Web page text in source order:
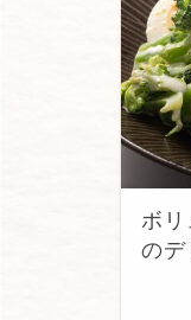
ボ
のデ